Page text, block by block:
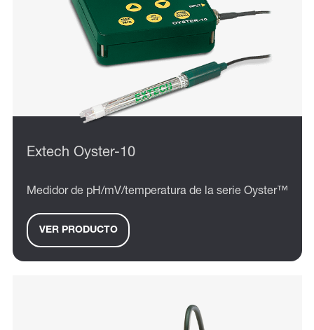
Extech Oyster-10
Medidor de pH/mV/temperatura de la serie Oyster™
VER PRODUCTO